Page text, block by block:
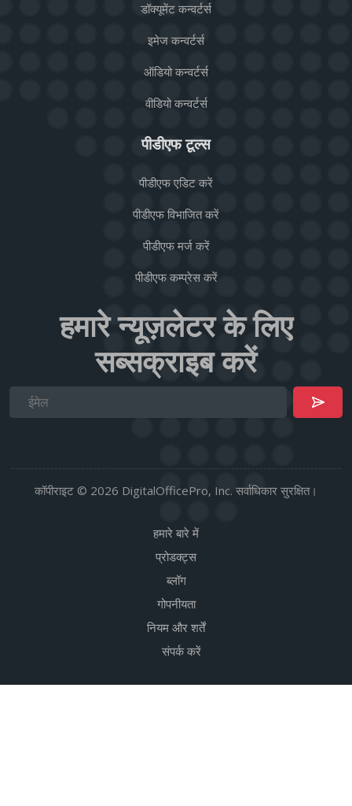
डॉक्यूमेंट कन्वर्टर्स
इमेज कन्वर्टर्स
ऑडियो कन्वर्टर्स
वीडियो कन्वर्टर्स
पीडीएफ टूल्स
पीडीएफ एडिट करें
पीडीएफ विभाजित करें
पीडीएफ मर्ज करें
पीडीएफ कम्प्रेस करें
हमारे न्यूज़लेटर के लिए
सब्सक्राइब करें
कॉपीराइट © 2026 DigitalOfficePro, Inc. सर्वाधिकार सुरक्षित।
हमारे बारे में
प्रोडक्ट्स
ब्लॉग
गोपनीयता
नियम और शर्तें
संपर्क करें